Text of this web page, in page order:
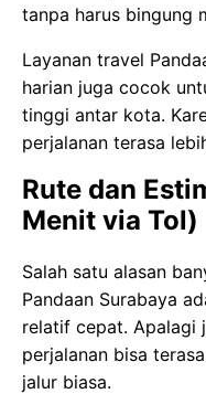
tanpa harus bingung
Layanan travel
harian juga cocok
tinggi antar kota.
perjalanan terasa
Rute dan
Menit via Tol)
Salah satu alasan
Pandaan Surabaya
relatif cepat. Apalagi
perjalanan bisa
jalur biasa.